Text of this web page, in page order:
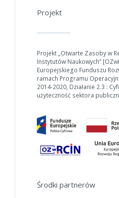
Projekt
Projekt „Otwarte Zasoby w
Instytutów Naukowych”
Europejskiego Funduszu
ramach Programu
2014-2020, Działanie 2.3 :
użyteczność sektora
Środki partnerów